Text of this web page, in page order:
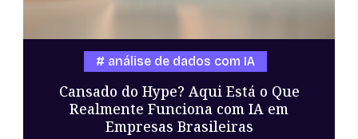
Cansado do Hype? Aqui Está o Que
Realmente Funciona com IA em
Empresas Brasileiras
análise de dados com IA